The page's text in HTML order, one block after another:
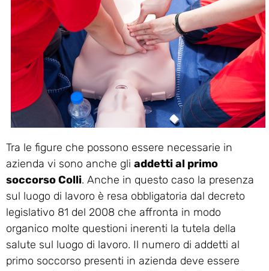
Tra le figure che possono essere necessarie in
azienda vi sono anche gli addetti al primo
soccorso Colli. Anche in questo caso la presenza
sul luogo di lavoro è resa obbligatoria dal decreto
legislativo 81 del 2008 che affronta in modo
organico molte questioni inerenti la tutela della
salute sul luogo di lavoro. Il numero di addetti al
primo soccorso presenti in azienda deve essere